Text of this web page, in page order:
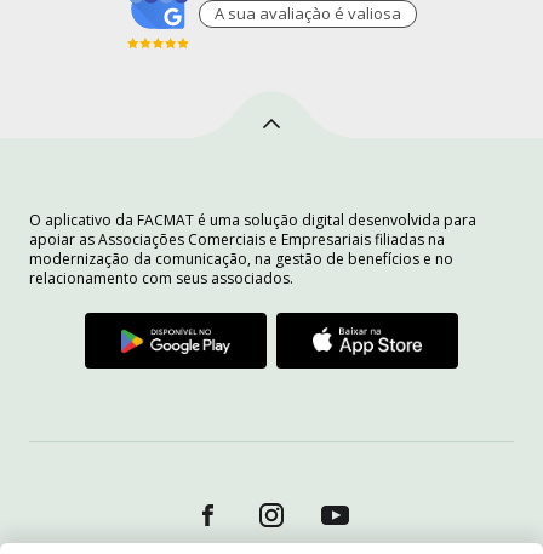
A sua avaliaçào é valiosa
O aplicativo da FACMAT é uma solução digital desenvolvida para
apoiar as Associações Comerciais e Empresariais filiadas na
modernização da comunicação, na gestão de benefícios e no
relacionamento com seus associados.